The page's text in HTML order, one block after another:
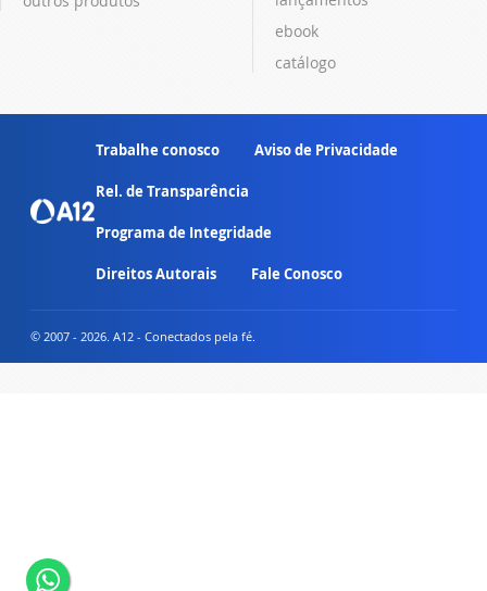
ebook
catálogo
Trabalhe conosco Aviso de Privacidade
Rel. de Transparência
Programa de Integridade
Direitos Autorais Fale Conosco
© 2007 - 2026. A12 - Conectados pela fé.